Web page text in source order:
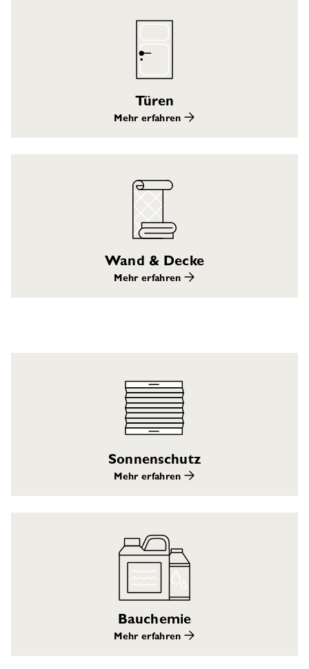
Türen
Mehr erfahren
Wand & Decke
Mehr erfahren
Sonnenschutz
Mehr erfahren
Bauchemie
Mehr erfahren